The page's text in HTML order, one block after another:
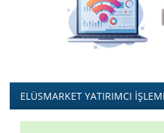
ELÜSMARKET YATIRIMCI